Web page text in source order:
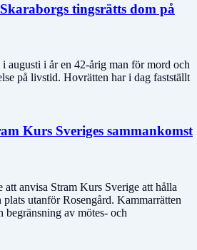
tingsrätts dom på
i augusti i år en 42-årig man för mord och
på livstid. Hovrätten har i dag fastställt
Kurs Sveriges sammankomst
att anvisa Stram Kurs Sverige att hålla
plats utanför Rosengård. Kammarrätten
begränsning av mötes- och